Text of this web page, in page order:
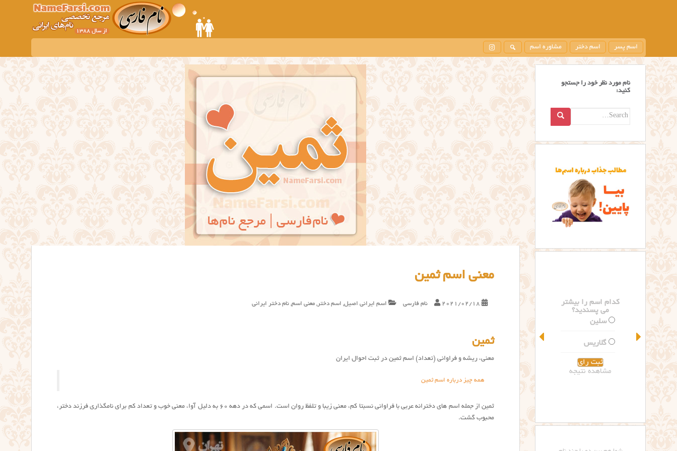
m
i
n
t
e
n
اسم پسر اسم دختر مشاوره اسم
معنی اسم ثمین
2021/02/18 نام فارسی اسم ایرانی اصیل, اسم دختر , معنی اسم, نام دختر ایرانی
ثمین
معنی، ریشه و فراوانی (تعداد) اسم ثمین در ثبت احوال ایران
همه چیز درباره اسم ثمین
ثمین از جمله اسم های دخترانه عربی با فراوانی نسبتا کم، معنی زیبا و تلفظ روان است. اسمی که در دهه ۶۰ به دلیل آوا، معنی خوب و تعداد کم برای نامگذاری فرزند دختر،
محبوب گشت.
نام مورد نظر خود را جستجو
کنید:
Search
کدام اسم را بیشتر
می پسندید؟
سلین
گلاریس
مشاهده نتیجه